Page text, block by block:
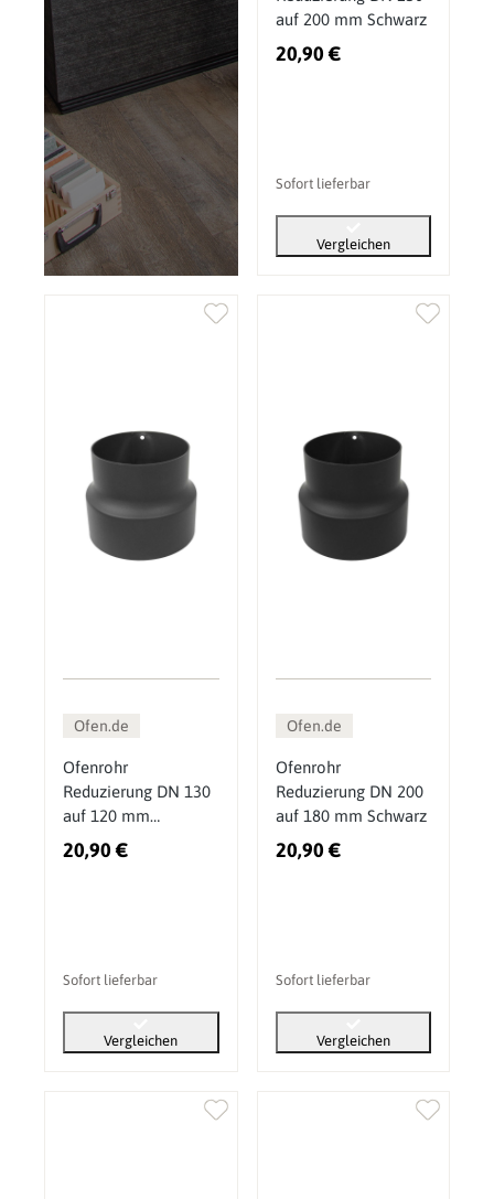
auf 200 mm Schwarz
20,90 €
Sofort lieferbar
Vergleichen
Ofen.de
Ofenrohr
Reduzierung DN 130
auf 120 mm
Gussgrau
20,90 €
Sofort lieferbar
Vergleichen
Ofen.de
Ofenrohr
Reduzierung DN 200
auf 180 mm Schwarz
20,90 €
Sofort lieferbar
Vergleichen